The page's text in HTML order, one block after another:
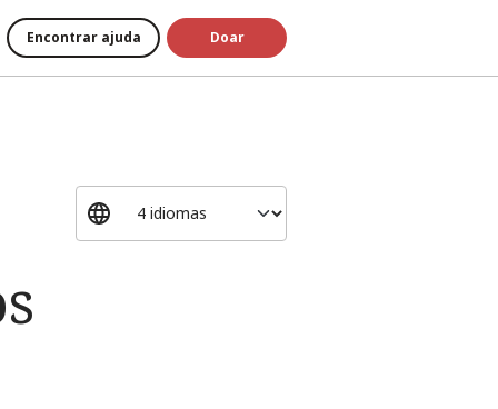
Encontrar ajuda Doar